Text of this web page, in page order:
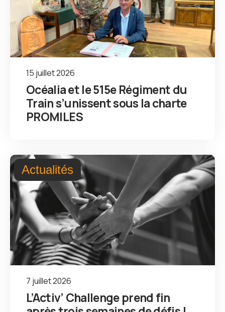
15 juillet 2026
Océalia et le 515e Régiment du
Train s’unissent sous la charte
PROMILES
Actualités
7 juillet 2026
L’Activ’ Challenge prend fin